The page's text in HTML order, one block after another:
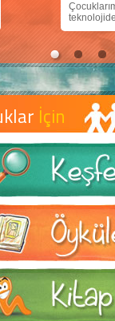
daha güzel bir
nasıl yararlanırız?
İçin